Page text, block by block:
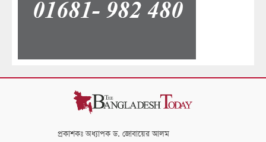
প্রকাশকঃ অধ্যাপক ড. জোবায়ের আলম